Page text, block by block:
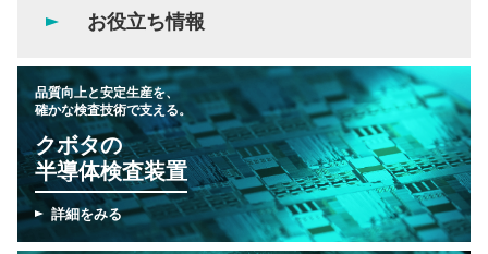
お役立ち情報
品質向上と安定生産を、
確かな検査技術で支える。
クボタの
半導体検査装置
詳細をみる